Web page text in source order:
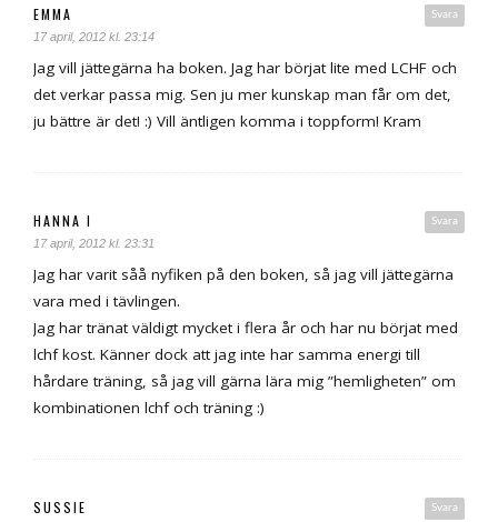
Svara
EMMA
17 april, 2012 kl. 23:14
Jag vill jättegärna ha boken. Jag har börjat lite med LCHF och
det verkar passa mig. Sen ju mer kunskap man får om det,
ju bättre är det! :) Vill äntligen komma i toppform! Kram
Svara
HANNA I
17 april, 2012 kl. 23:31
Jag har varit såå nyfiken på den boken, så jag vill jättegärna
vara med i tävlingen.
Jag har tränat väldigt mycket i flera år och har nu börjat med
lchf kost. Känner dock att jag inte har samma energi till
hårdare träning, så jag vill gärna lära mig ”hemligheten” om
kombinationen lchf och träning :)
Svara
SUSSIE